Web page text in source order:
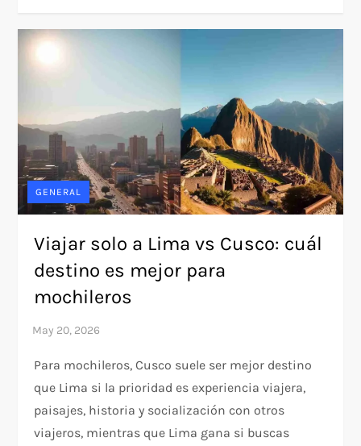
GENERAL
Viajar solo a Lima vs Cusco: cuál
destino es mejor para
mochileros
Para mochileros, Cusco suele ser mejor destino
que Lima si la prioridad es experiencia viajera,
paisajes, historia y socialización con otros
viajeros, mientras que Lima gana si buscas